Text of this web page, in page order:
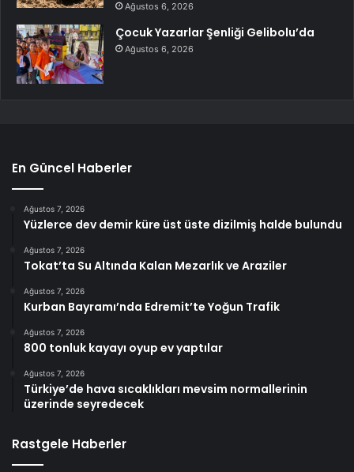
Ağustos 6, 2026
Çocuk Yazarlar Şenliği Gelibolu’da
Ağustos 6, 2026
En Güncel Haberler
Ağustos 7, 2026
Yüzlerce dev demir küre üst üste dizilmiş halde bulundu
Ağustos 7, 2026
Tokat’ta Su Altında Kalan Mezarlık ve Araziler
Ağustos 7, 2026
Kurban Bayramı’nda Edremit’te Yoğun Trafik
Ağustos 7, 2026
800 tonluk kayayı oyup ev yaptılar
Ağustos 7, 2026
Türkiye’de hava sıcaklıkları mevsim normallerinin
üzerinde seyredecek
Rastgele Haberler